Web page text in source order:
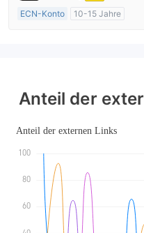
ECN-Konto
10-15 Jahre
Anteil der